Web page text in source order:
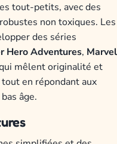
tout-petits, avec des
non toxiques. Les
des séries
Hero Adventures, Marvel
mêlent originalité et
en répondant aux
âge.